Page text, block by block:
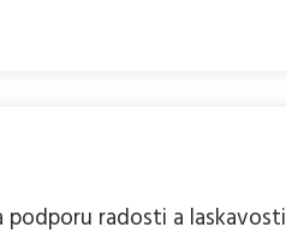
podporu radosti a laskavosti